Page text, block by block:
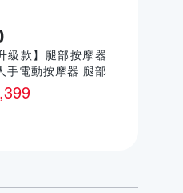
級款】腿部按摩器
手電動按摩器 腿部
機 腿部氣囊熱敷按
器 小腿按摩機 按摩